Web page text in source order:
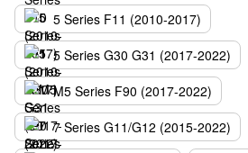
5 Series F11 (2010-2017)
5 Series G30 G31 (2017-2022)
M5 Series F90 (2017-2022)
7 Series G11/G12 (2015-2022)